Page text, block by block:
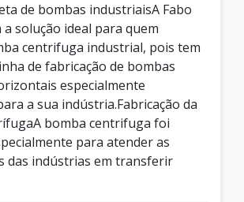
de bombas industriaisA Fabo
solução ideal para quem
centrifuga industrial, pois tem
de fabricação de bombas
especialmente
a sua indústria.Fabricação da
bomba centrifuga foi
para atender as
das indústrias em transferir